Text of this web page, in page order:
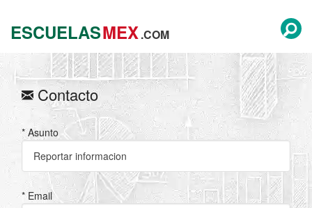
ESCUELASMEX.COM
Contacto
* Asunto
* Email